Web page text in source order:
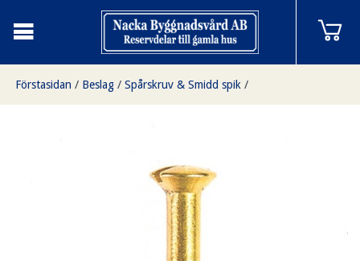
Förstasidan / Beslag / Spårskruv & Smidd spik /